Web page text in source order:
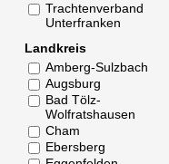
Trachtenverband
Unterfranken
Landkreis
Amberg-Sulzbach
Augsburg
Bad Tölz-
Wolfratshausen
Cham
Ebersberg